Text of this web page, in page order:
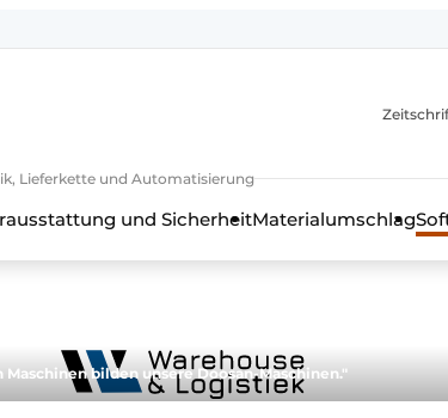
Lieferkette und Automatisierung
und SicherheitMaterialumschlag
bilden unsere Doosan-Maschinen."